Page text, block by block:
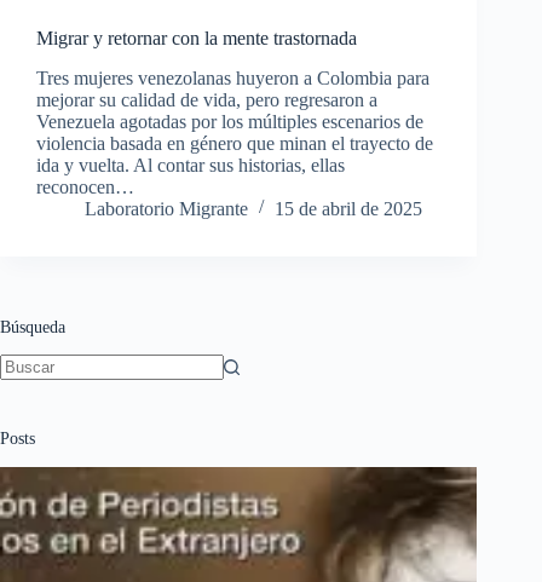
Migrar y retornar con la mente trastornada
Tres mujeres venezolanas huyeron a Colombia para
mejorar su calidad de vida, pero regresaron a
Venezuela agotadas por los múltiples escenarios de
violencia basada en género que minan el trayecto de
ida y vuelta. Al contar sus historias, ellas
reconocen…
Laboratorio Migrante
15 de abril de 2025
Búsqueda
Posts